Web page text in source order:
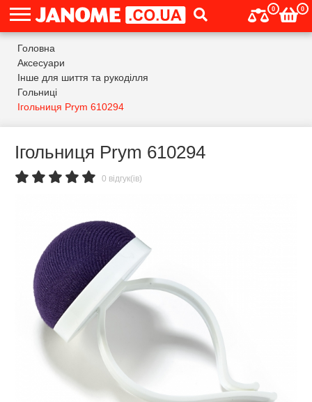
0 0
Головна
Аксесуари
Інше для шиття та рукоділля
Гольниці
Ігольниця Prym 610294
Ігольниця Prym 610294
0 відгук(ів)